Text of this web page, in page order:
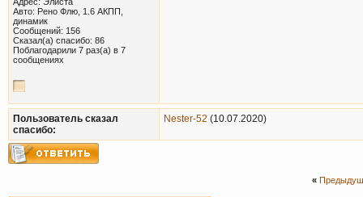
Авто: Рено Флю, 1.6 АКПП,
динамик
Сообщений: 156
Сказал(а) спасибо: 86
Поблагодарили 7 раз(а) в 7
сообщениях
Пользователь сказал
cпасибо:
Nester-52 (10.07.2020)
«